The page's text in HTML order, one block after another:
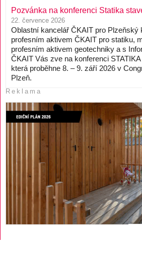
Pozvánka na konferenci Statika
22. července 2026
Oblastní kancelář ČKAIT pro Plzeňský
profesním aktivem ČKAIT pro statiku,
profesním aktivem geotechniky a s
ČKAIT Vás zve na konferenci
která proběhne 8. – 9. září 2026 v
Plzeň.
Reklama